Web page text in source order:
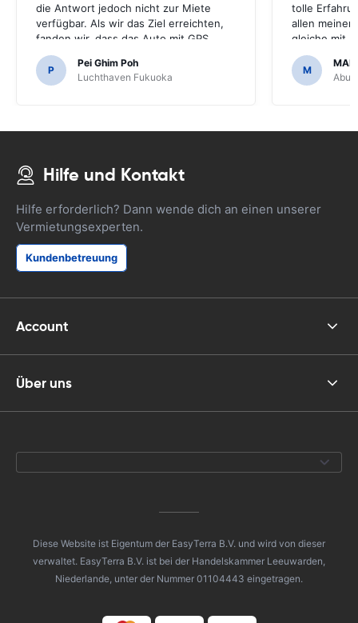
die Antwort jedoch nicht zur Miete
verfügbar. Als wir das Ziel erreichten,
fanden wir, dass das Auto mit GPS
kam.Es wäre schrecklich gewesen,
wenn wir beschlossen hätten, ein GPS
zu kaufen, da es notwendig war,
P
Pei Ghim Poh
Luchthaven Fukuoka
tolle
allen meiner
gleiche mit
M
Abu
Hilfe und Kontakt
Hilfe erforderlich? Dann wende dich an einen unserer
Vermietungsexperten.
Kundenbetreuung
Account
Über uns
Diese Website ist Eigentum der EasyTerra B.V. und wird von dieser
verwaltet. EasyTerra B.V. ist bei der Handelskammer Leeuwarden,
Niederlande, unter der Nummer 01104443 eingetragen.